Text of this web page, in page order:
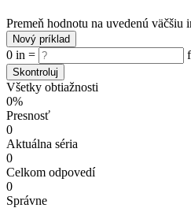
Premeň hodnotu na uvedenú väčšiu
Nový príklad
0 in =
Skontroluj
Všetky obtiažnosti
0%
Presnosť
0
Aktuálna séria
0
Celkom odpovedí
0
Správne